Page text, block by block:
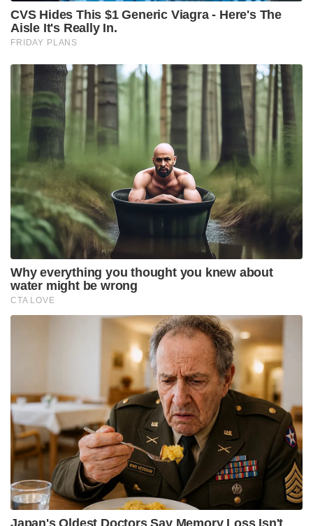
സമയമായപ്പോഴേക്കും ഞാൻ പൂർണ്ണമായും
മാനസികമായി തകർന്നുപോയിരുന്നു . പ്രതീക്ഷകളുടെ
ഭാരം താങ്ങാൻ കഴിയാത്തവിധം കഠിനമായിരുന്നു ആ
കാലഘട്ടം,” കോഹ്‌ലി പറഞ്ഞു.
ടീമിനുള്ളിൽ സുരക്ഷിതമായ ഒരു അന്തരീക്ഷം
ഒരുക്കാൻ മുൻ കോച്ച് രവി ശാസ്ത്രിയും
മാനേജ്‌മെന്റും വലിയ പിന്തുണയാണ് നൽകിയതെന്ന്
കോഹ്‌ലി പറഞ്ഞു. എന്നാൽ ഫോം നഷ്ടപ്പെട്ടതോടെ
രണ്ട് വലിയ ഉത്തരവാദിത്തങ്ങളും ഒന്നിച്ച്
ചുമലിലേറ്റുന്നത് കഠിനമായി മാറി. നായകസ്ഥാനം
ഒഴിഞ്ഞ ശേഷമുള്ള മോശം സമയങ്ങളിൽ തന്നെ
കളിയിലേക്ക് തിരികെ കൊണ്ടുവരാൻ സഹായിച്ചത്
രാഹുൽ ദ്രാവിഡും വിക്രം റാത്തോറുമാണെന്ന്
കോഹ്‌ലി വെളിപ്പെടുത്തി.
“ക്യാപ്റ്റൻസി ഒഴിഞ്ഞ ശേഷമാണ് ഞാൻ
മറ്റുള്ളവരോട് കൂടുതൽ സംസാരിച്ചു തുടങ്ങിയത്.
രാഹുൽ ഭായിയും വിക്രമും എന്നെ അത്രയധികം
പരിചരിച്ചു. അവർക്ക് വേണ്ടി കളിക്കണം, റൺസ്
നേടണം എന്ന ആഗ്രഹം എന്നിൽ വീണ്ടും നിറച്ചത്
അവരാണ്. അവർ നൽകിയ പിന്തുണയ്ക്ക്
ഹൃദയത്തിന്റെ അടിത്തട്ടിൽ നിന്ന് ഞാൻ നന്ദി
പറയുന്നു. 2023-ലെ ടെസ്റ്റ് ക്രിക്കറ്റിലെ എന്റെ മികച്ച
തിരിച്ചുവരവിന് കാരണം അവരാണ്,” കോഹ്‌ലി
കൂട്ടിച്ചേർത്തു.
Tags: RCB virat kohli